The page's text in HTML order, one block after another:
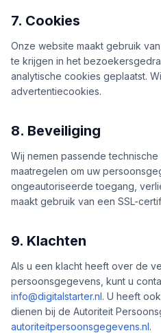
7. Cookies
Onze website maakt gebruik
te krijgen in het
analytische cookies geplaatst.
advertentiecookies.
8. Beveiliging
Wij nemen passende
maatregelen om uw
ongeautoriseerde toegang,
maakt gebruik van een SSL-
9. Klachten
Als u een klacht heeft over de
persoonsgegevens, kunt u
info@digitalstarter.nl. U heeft
dienen bij de Autoriteit
autoriteitpersoonsgegevens.nl.